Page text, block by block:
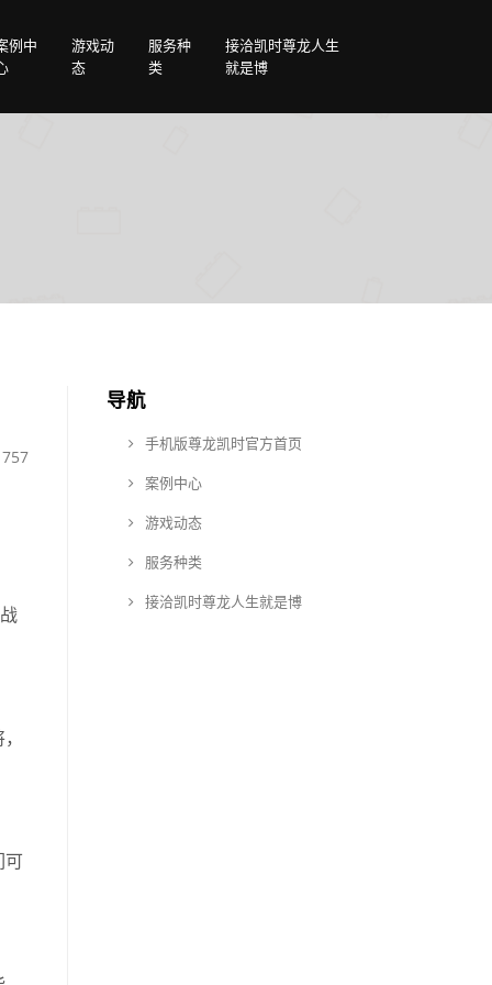
例中
游戏动
态
服务种
类
接洽凯时尊龙人生
就是博
可
导航
手机版尊龙凯时官方首页
案例中心
游戏动态
服务种类
接洽凯时尊龙人生就是博